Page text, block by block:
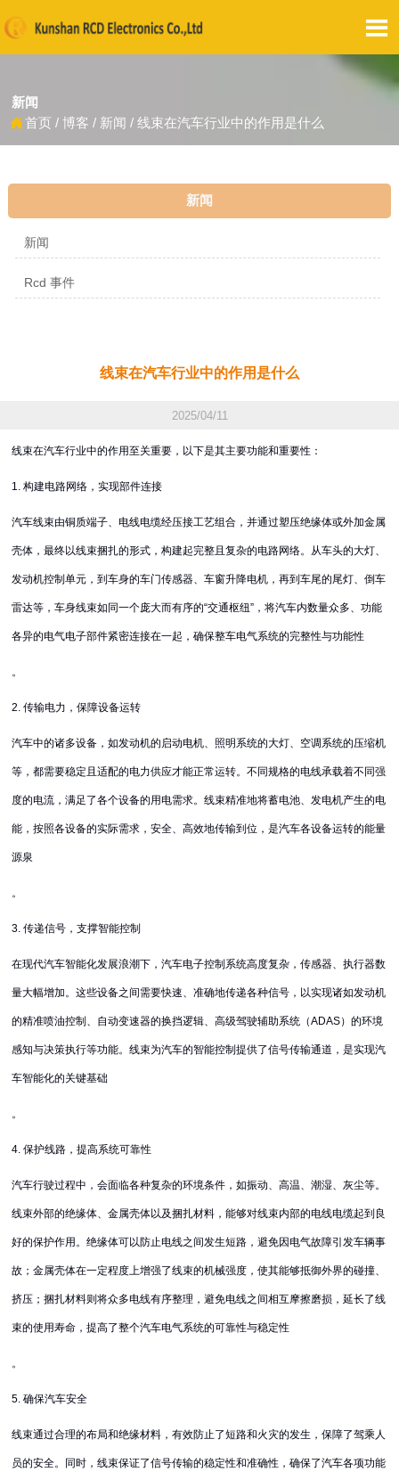

新闻
首页 / 博客 / 新闻 / 线束在汽车行业中的作用是什么
新闻
新闻
Rcd 事件
线束在汽车行业中的作用是什么
2025/04/11
线束在汽车行业中的作用至关重要，以下是其主要功能和重要性：
1. 构建电路网络，实现部件连接
汽车线束由铜质端子、电线电缆经压接工艺组合，并通过塑压绝缘体或外加金属
壳体，最终以线束捆扎的形式，构建起完整且复杂的电路网络。从车头的大灯、
发动机控制单元，到车身的车门传感器、车窗升降电机，再到车尾的尾灯、倒车
雷达等，车身线束如同一个庞大而有序的“交通枢纽”，将汽车内数量众多、功能
各异的电气电子部件紧密连接在一起，确保整车电气系统的完整性与功能性
。
2. 传输电力，保障设备运转
汽车中的诸多设备，如发动机的启动电机、照明系统的大灯、空调系统的压缩机
等，都需要稳定且适配的电力供应才能正常运转。不同规格的电线承载着不同强
度的电流，满足了各个设备的用电需求。线束精准地将蓄电池、发电机产生的电
能，按照各设备的实际需求，安全、高效地传输到位，是汽车各设备运转的能量
源泉
。
3. 传递信号，支撑智能控制
在现代汽车智能化发展浪潮下，汽车电子控制系统高度复杂，传感器、执行器数
量大幅增加。这些设备之间需要快速、准确地传递各种信号，以实现诸如发动机
的精准喷油控制、自动变速器的换挡逻辑、高级驾驶辅助系统（ADAS）的环境
感知与决策执行等功能。线束为汽车的智能控制提供了信号传输通道，是实现汽
车智能化的关键基础
。
4. 保护线路，提高系统可靠性
汽车行驶过程中，会面临各种复杂的环境条件，如振动、高温、潮湿、灰尘等。
线束外部的绝缘体、金属壳体以及捆扎材料，能够对线束内部的电线电缆起到良
好的保护作用。绝缘体可以防止电线之间发生短路，避免因电气故障引发车辆事
故；金属壳体在一定程度上增强了线束的机械强度，使其能够抵御外界的碰撞、
挤压；捆扎材料则将众多电线有序整理，避免电线之间相互摩擦磨损，延长了线
束的使用寿命，提高了整个汽车电气系统的可靠性与稳定性
。
5. 确保汽车安全
线束通过合理的布局和绝缘材料，有效防止了短路和火灾的发生，保障了驾乘人
员的安全。同时，线束保证了信号传输的稳定性和准确性，确保了汽车各项功能